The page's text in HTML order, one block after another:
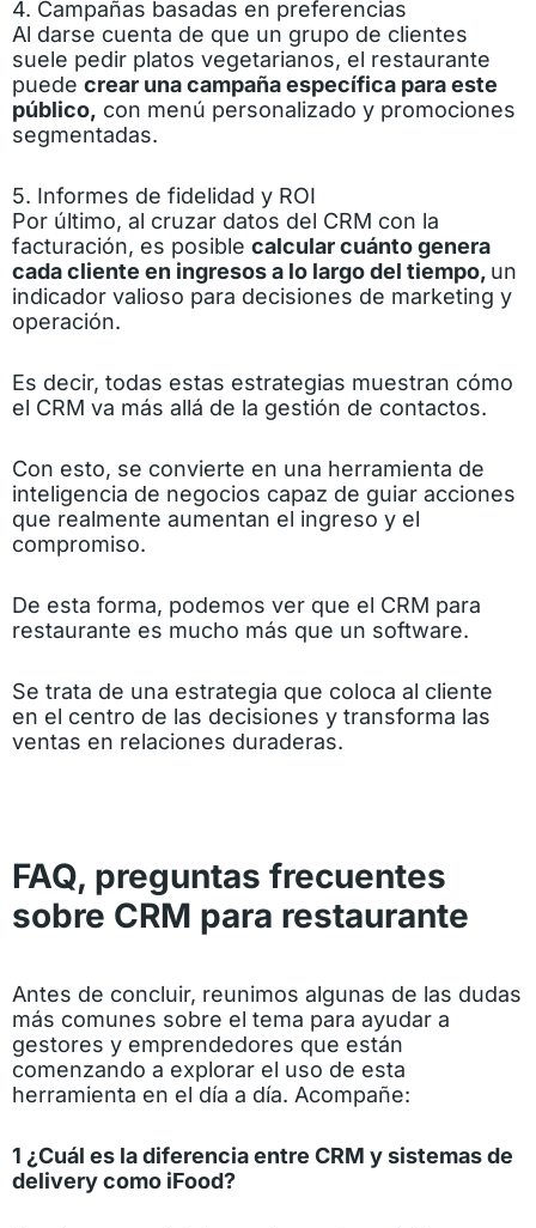
4. Campañas basadas en preferencias
Al darse cuenta de que un grupo de clientes
suele pedir platos vegetarianos, el restaurante
puede crear una campaña específica para este
público, con menú personalizado y promociones
segmentadas.
5. Informes de fidelidad y ROI
Por último, al cruzar datos del CRM con la
facturación, es posible calcular cuánto genera
cada cliente en ingresos a lo largo del tiempo, un
indicador valioso para decisiones de marketing y
operación.
Es decir, todas estas estrategias muestran cómo
el CRM va más allá de la gestión de contactos.
Con esto, se convierte en una herramienta de
inteligencia de negocios capaz de guiar acciones
que realmente aumentan el ingreso y el
compromiso.
De esta forma, podemos ver que el CRM para
restaurante es mucho más que un software.
Se trata de una estrategia que coloca al cliente
en el centro de las decisiones y transforma las
ventas en relaciones duraderas.
FAQ, preguntas frecuentes
sobre CRM para restaurante
Antes de concluir, reunimos algunas de las dudas
más comunes sobre el tema para ayudar a
gestores y emprendedores que están
comenzando a explorar el uso de esta
herramienta en el día a día. Acompañe:
1 ¿Cuál es la diferencia entre CRM y sistemas de
delivery como iFood?